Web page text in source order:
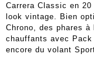
Carrera Classic en
look vintage. Bien
Chrono, des phares
chauffants avec Pack
encore du volant